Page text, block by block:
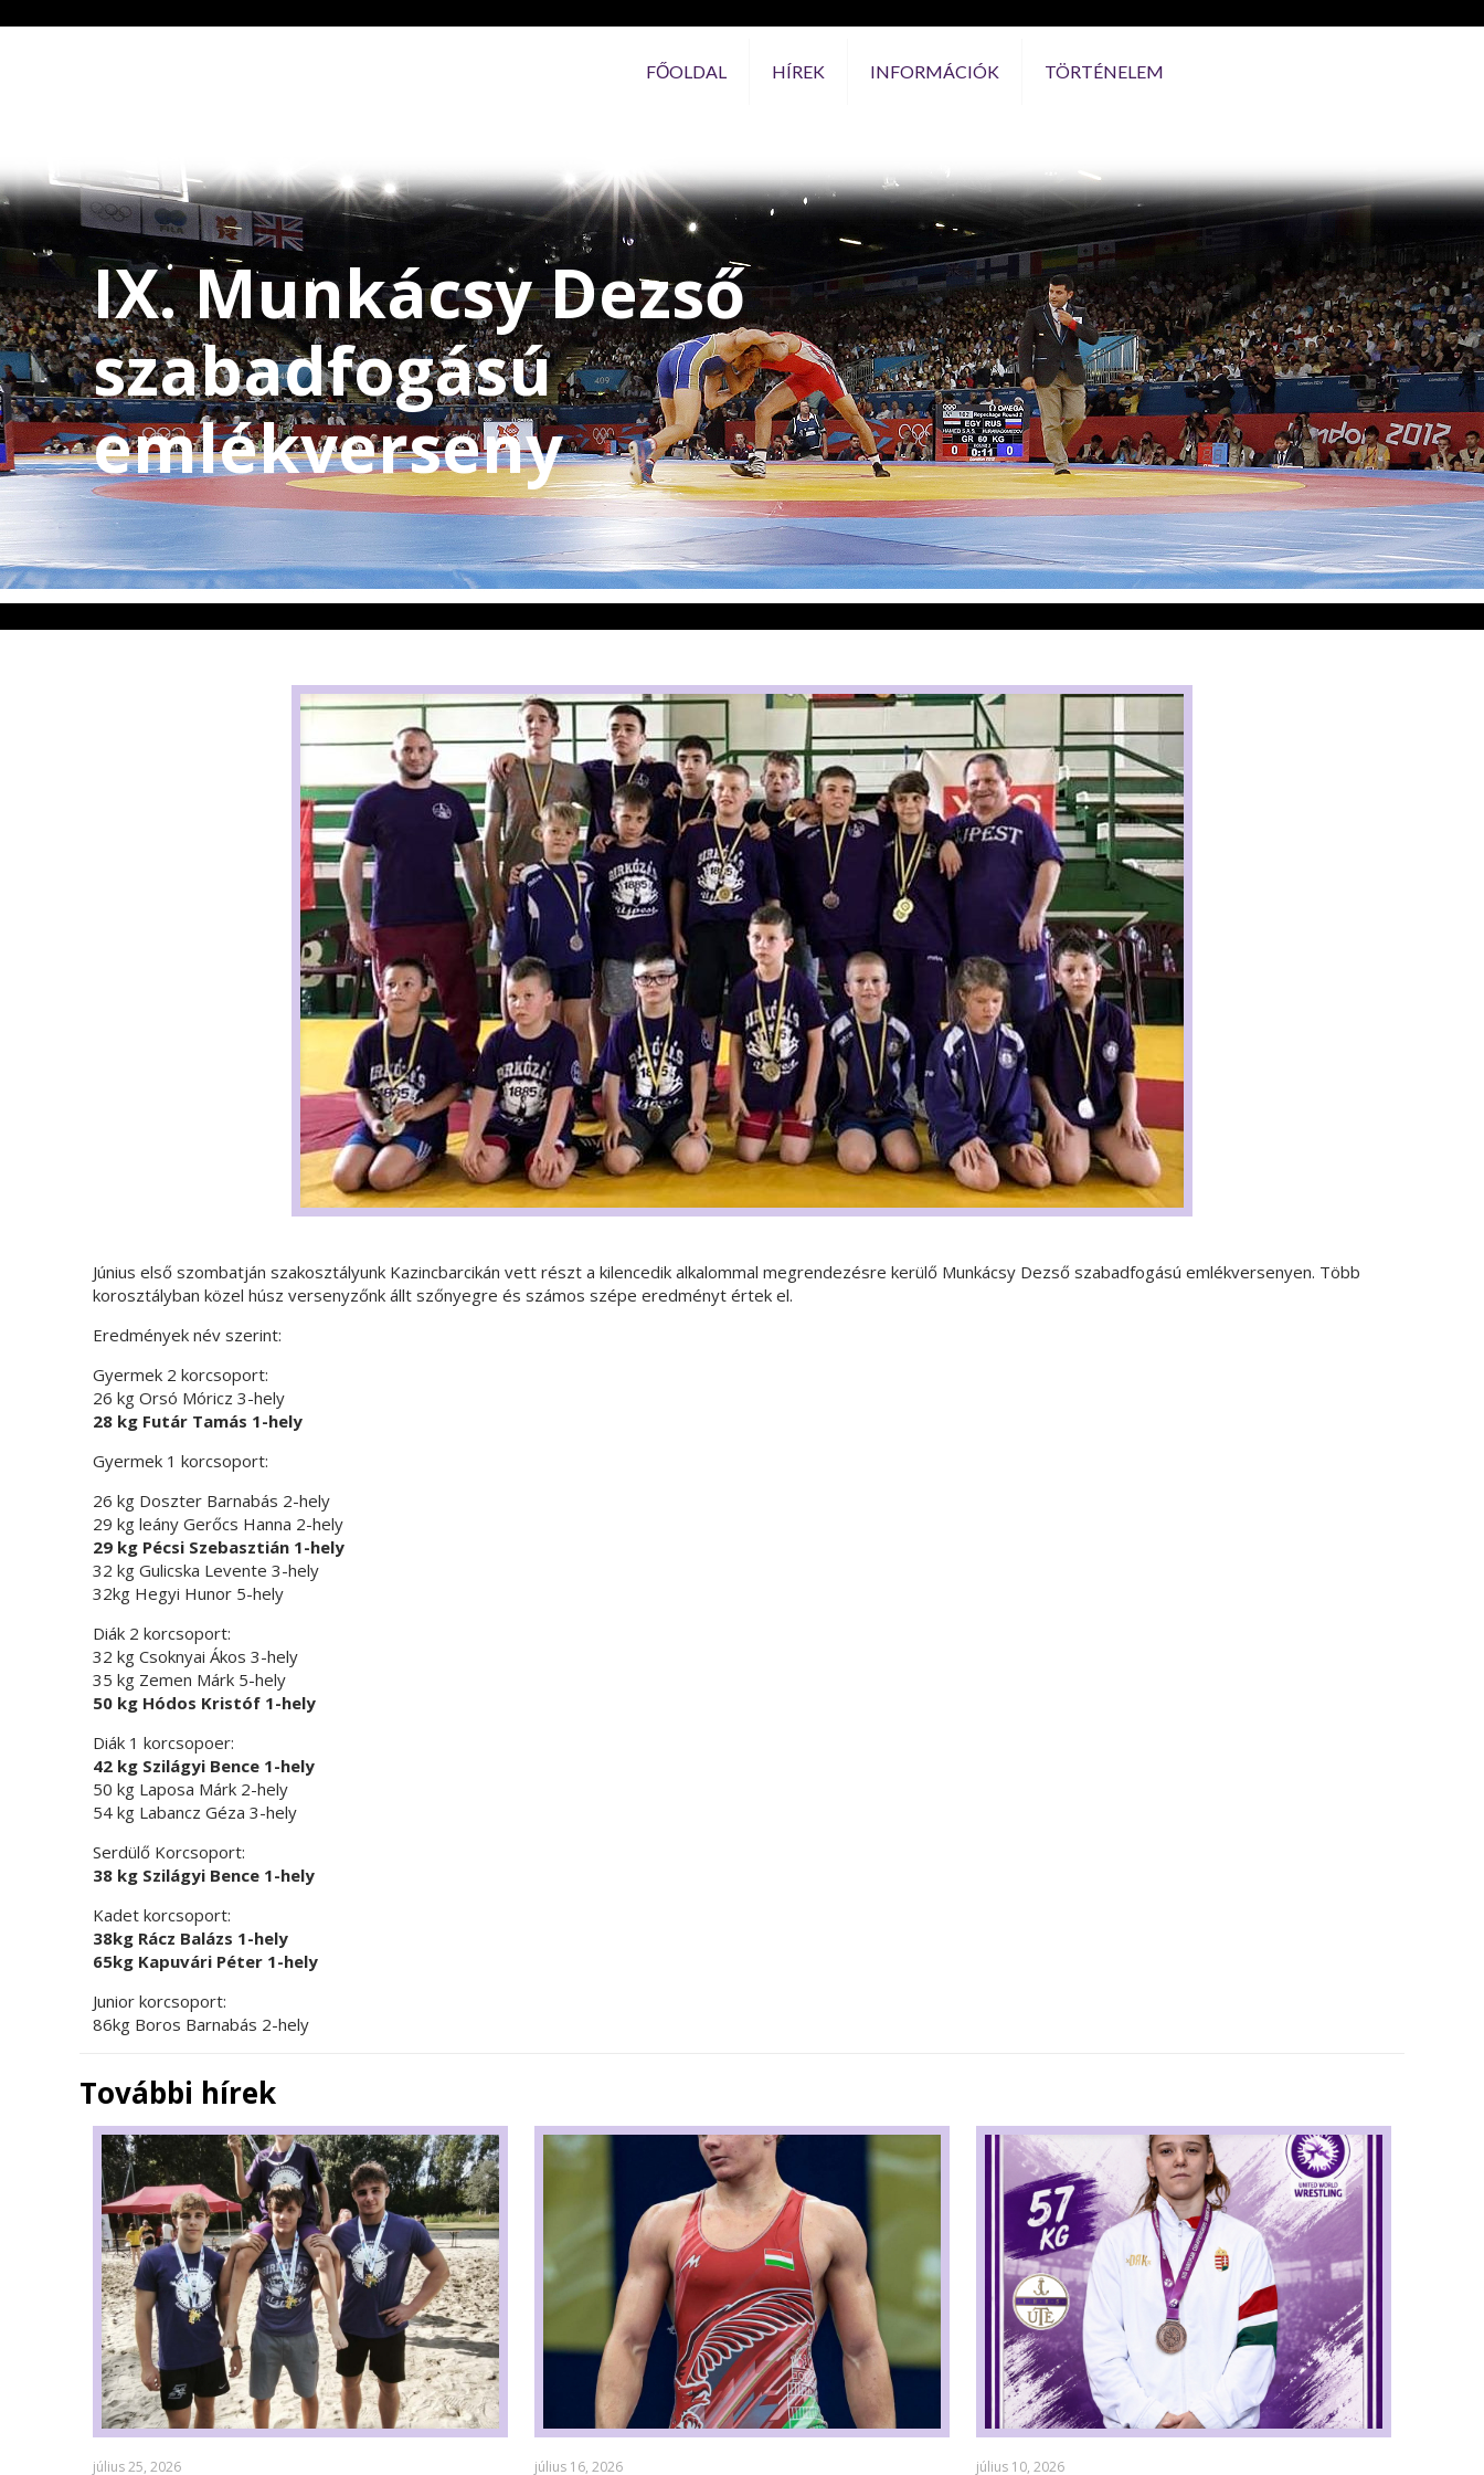
FŐOLDAL HÍREK INFORMÁCIÓK TÖRTÉNELEM
IX. Munkácsy Dezső
szabadfogású
emlékverseny
Június első szombatján szakosztályunk Kazincbarcikán vett részt a kilencedik alkalommal megrendezésre kerülő Munkácsy Dezső szabadfogású emlékversenyen. Több
korosztályban közel húsz versenyzőnk állt szőnyegre és számos szépe eredményt értek el.
Eredmények név szerint:
Gyermek 2 korcsoport:
26 kg Orsó Móricz 3-hely
28 kg Futár Tamás 1-hely
Gyermek 1 korcsoport:
26 kg Doszter Barnabás 2-hely
29 kg leány Gerőcs Hanna 2-hely
29 kg Pécsi Szebasztián 1-hely
32 kg Gulicska Levente 3-hely
32kg Hegyi Hunor 5-hely
Diák 2 korcsoport:
32 kg Csoknyai Ákos 3-hely
35 kg Zemen Márk 5-hely
50 kg Hódos Kristóf 1-hely
Diák 1 korcsopoer:
42 kg Szilágyi Bence 1-hely
50 kg Laposa Márk 2-hely
54 kg Labancz Géza 3-hely
Serdülő Korcsoport:
38 kg Szilágyi Bence 1-hely
Kadet korcsoport:
38kg Rácz Balázs 1-hely
65kg Kapuvári Péter 1-hely
Junior korcsoport:
86kg Boros Barnabás 2-hely
További hírek
július 25, 2026 július 16, 2026 július 10, 2026